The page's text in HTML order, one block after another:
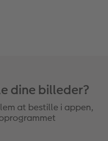
dine billeder?
at bestille i appen,